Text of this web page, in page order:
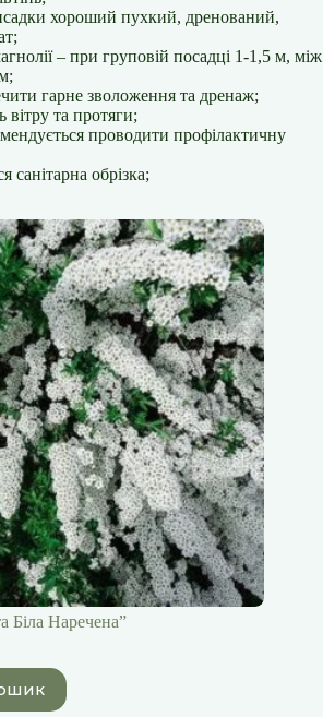
хороший пухкий, дренований,
– при груповій посадці 1-1,5 м, між
гарне зволоження та дренаж;
вітру та протяги;
проводити профілактичну
санітарна обрізка;
Біла Наречена”